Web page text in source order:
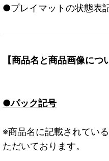
●プレイマットの状態表
【商品名と商品画像につ
●パック記号
※商品名に記載されてい
ただいております。